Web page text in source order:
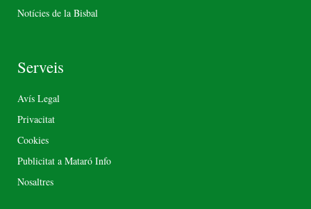
Notícies de la Bisbal
Serveis
Avís Legal
Privacitat
Cookies
Publicitat a Mataró Info
Nosaltres